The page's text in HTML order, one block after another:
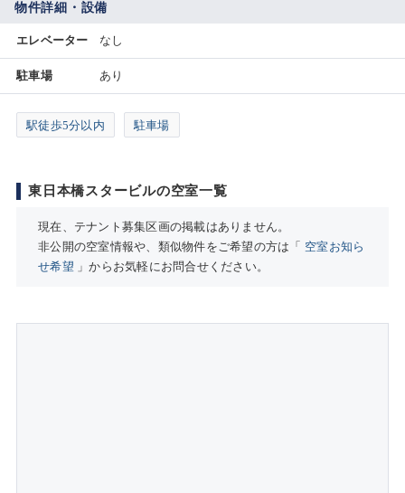
物件詳細・設備
エレベーター なし
駐車場 あり
駅徒歩5分以内 駐車場
東日本橋スタービルの空室一覧
現在、テナント募集区画の掲載はありません。
非公開の空室情報や、類似物件をご希望の方は「 空室お知ら
せ希望 」からお気軽にお問合せください。